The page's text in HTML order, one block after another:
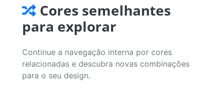
Cores semelhantes
para explorar
Continue a navegação interna por cores
relacionadas e descubra novas combinações
para o seu design.